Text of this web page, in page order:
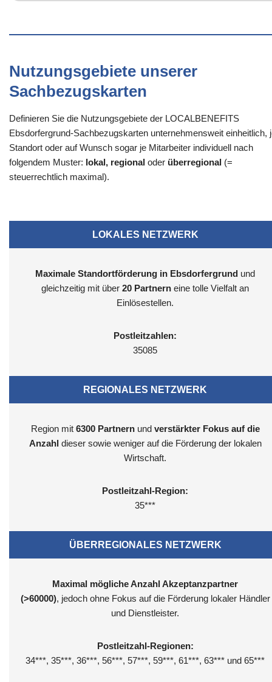
Nutzungsgebiete unserer
Sachbezugskarten
Definieren Sie die Nutzungsgebiete der LOCALBENEFITS
Ebsdorfergrund-Sachbezugskarten unternehmensweit einheitlich,
Standort oder auf Wunsch sogar je Mitarbeiter individuell nach
folgendem Muster: lokal, regional oder überregional (=
steuerrechtlich maximal).
LOKALES NETZWERK
Maximale Standortförderung in Ebsdorfergrund und
gleichzeitig mit über 20 Partnern eine tolle Vielfalt an
Einlösestellen.
Postleitzahlen:
35085
REGIONALES NETZWERK
Region mit 6300 Partnernund verstärkter Fokus auf die
Anzahl dieser sowie weniger auf die Förderung der lokalen
Wirtschaft.
Postleitzahl-Region:
35***
ÜBERREGIONALES NETZWERK
Maximal mögliche Anzahl Akzeptanzpartner
(>60000), jedoch ohne Fokus auf die Förderung lokaler Händler
und Dienstleister.
Postleitzahl-Regionen:
34***, 35***, 36***, 56***, 57***, 59***, 61***, 63*** und 65***